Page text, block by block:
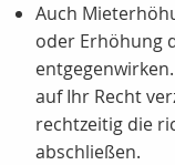
Auch
oder Erhöhung
auf Ihr Recht
rechtzeitig die
abschließen.